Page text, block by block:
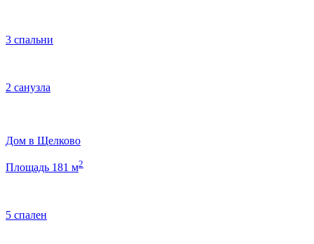
3 спальни
2 санузла
Дом в Щелково
Площадь 181 м2
5 спален